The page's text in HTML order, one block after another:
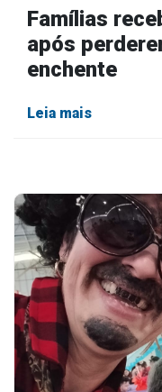
Famílias
após
enchente
Leia mais